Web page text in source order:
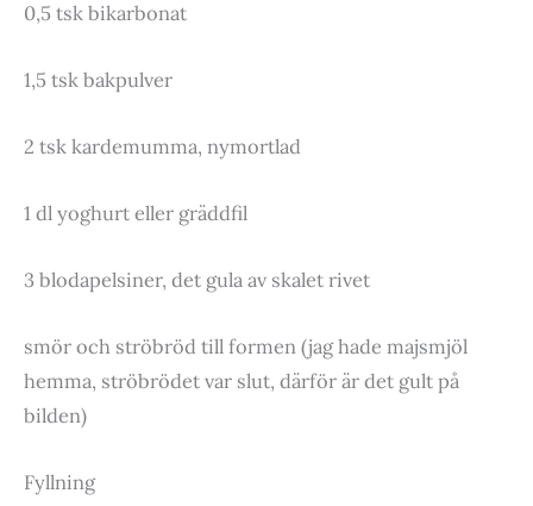
0,5 tsk bikarbonat
1,5 tsk bakpulver
2 tsk kardemumma, nymortlad
1 dl yoghurt eller gräddfil
3 blodapelsiner, det gula av skalet rivet
smör och ströbröd till formen (jag hade majsmjöl
hemma, ströbrödet var slut, därför är det gult på
bilden)
Fyllning